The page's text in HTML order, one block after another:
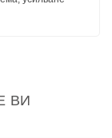
ВИ